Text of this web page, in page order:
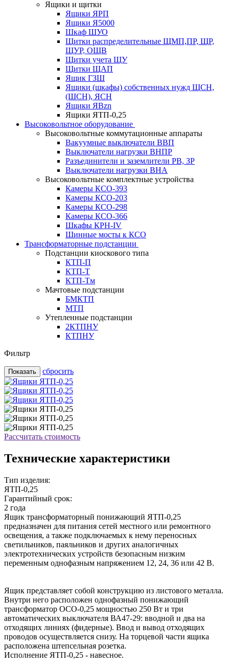
Ящики и щитки
Ящики ЯРП
Ящики Я5000
Шкаф ШУО
Щитки распределительные ЩМП,ПР, ЩР,
ЩУР, ОЩВ
Щитки учета ЩУ
Щитки ЩАП
Ящик ГЗШ
Ящики (шкафы) собственных нужд ЩСН,
(ШСН), ЯСН
Ящики ЯВzn
Ящики ЯТП-0,25
Высоковольтное оборудование
Высоковольтные коммутационные аппараты
Вакуумные выключатели ВВП
Выключатели нагрузки ВНПР
Разъединители и заземлители РВ, ЗР
Выключатели нагрузки ВНА
Высоковольтные комплектные устройства
Камеры КСО-393
Камеры КСО-203
Камеры КСО-298
Камеры КСО-366
Шкафы КРН-IV
Шинные мосты к КСО
Трансформаторные подстанции
Подстанции киоскового типа
КТП-П
КТП-Т
КТП-Тм
Мачтовые подстанции
БМКТП
МТП
Утепленные подстанции
2КТПНУ
КТПНУ
Фильтр
cбросить
Рассчитать стоимость
Технические характеристики
Тип изделия:
ЯТП-0,25
Гарантийный срок:
2 года
Ящик трансформаторный понижающий ЯТП-0,25
предназначен для питания сетей местного или ремонтного
освещения, а также подключаемых к нему переносных
светильников, паяльников и других аналогичных
электротехнических устройств безопасным низким
переменным однофазным напряжением 12, 24, 36 или 42 В.
Ящик представляет собой конструкцию из листового металла.
Внутри него расположен однофазный понижающий
трансформатор ОСО-0,25 мощностью 250 Вт и три
автоматических выключателя ВА47-29: вводной и два на
отходящих линиях (фидерные). Ввод и вывод отходящих
проводов осуществляется снизу. На торцевой части ящика
расположена штепсельная розетка.
Исполнение ЯТП-0,25 - навесное.